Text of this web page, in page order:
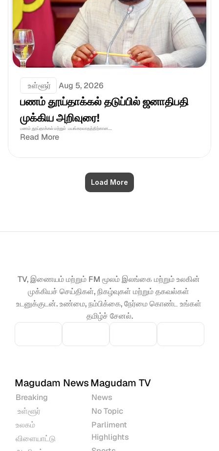
உள்ளூர் Aug 5, 2026
பணம் தூய்தாக்கல் தடுப்பில் ஜனாதிபதி
முக்கிய அறிவுரை!
பணம் தூய்தாக்கல் மற்றும்  பயங்கரவாதத்திற்கான....
Read More
Load More
TV, இணையம் மற்றும் FM மூலம் இலங்கை மற்றும் உலகின்
முக்கியச் செய்திகள், நிகழ்வுகள் மற்றும் தகவல்கள்
உடனுக்குடன். உண்மை, நம்பிக்கை, நேர்மை கொண்ட உங்கள்
தமிழ்ச் சேனல்.
Magudam News
Breaking
உள்ளூர்
உலகம்
விளையாட்டு
Magudam TV
News
No Topic
Parliment
Highlights